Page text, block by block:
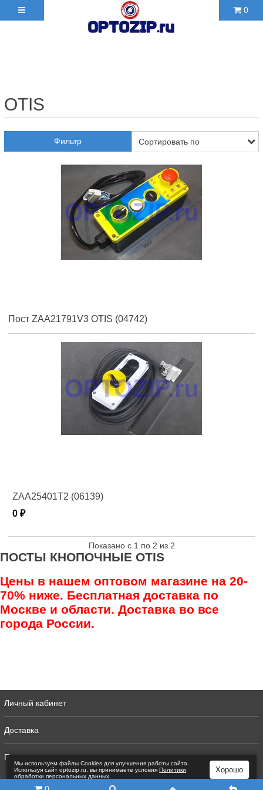
0
OTIS
Фильтр
Пост ZAA21791V3 OTIS (04742)
ZAA25401T2 (06139)
0 ₽
Показано с 1 по 2 из 2
ПОСТЫ КНОПОЧНЫЕ OTIS
Цены в нашем оптовом магазине на 20-
70% ниже. Бесплатная доставка по
Москве и области. Доставка во все
города России.
Личный кабинет
Доставка
Полная версия
Мы используем файлы Сookies для улучшения работы сайта.
Используя сайт optozip.ru, вы принимаете условияПолитики
обработки персональных данных
Хорошо